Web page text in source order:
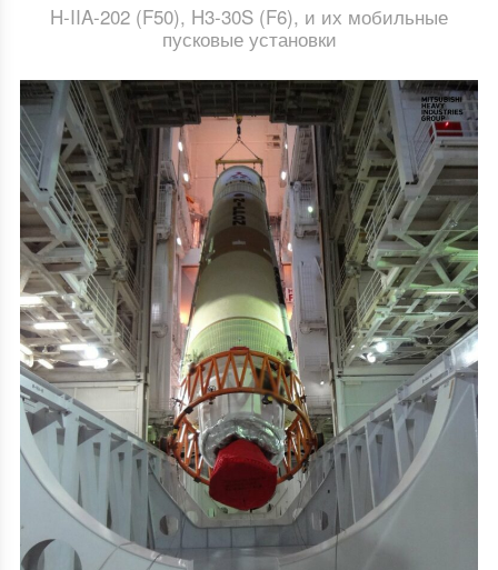
H-IIA-202 (F50), H3-30S (F6), и их мобильные
пусковые установки